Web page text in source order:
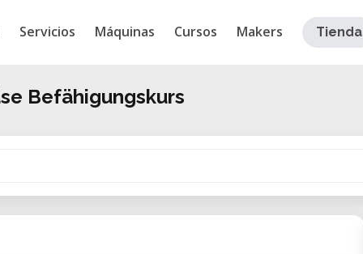
Servicios Máquinas Cursos Makers Tienda
Befähigungskurs